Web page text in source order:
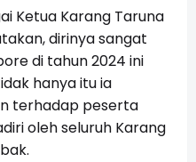
Ketua Karang Taruna
dirinya sangat
di tahun 2024 ini
hanya itu ia
terhadap peserta
oleh seluruh Karang